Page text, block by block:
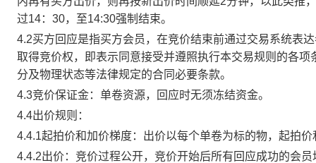
过14：30，至14:30强制结束。
4.2买方回应是指买方会员，在竞价结束前通过交易系统表
取得竞价权，即表示同意接受并遵照执行本交易规则的各
分及物理状态等法律规定的合同必要条款。
4.3竞价保证金：单卷资源，回应时无须冻结资金。
4.4出价规则：
4.4.1起拍价和加价梯度：出价以每个单卷为标的物，起拍
4.4.2出价：竞价过程公开，竞价开始后所有回应成功的会